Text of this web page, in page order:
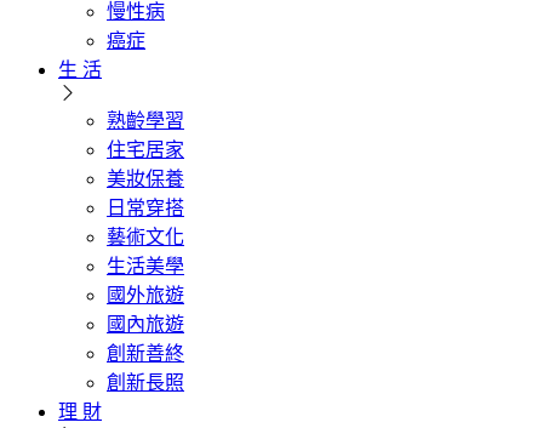
慢性病
癌症
生 活
熟齡學習
住宅居家
美妝保養
日常穿搭
藝術文化
生活美學
國外旅遊
國內旅遊
創新善終
創新長照
理 財